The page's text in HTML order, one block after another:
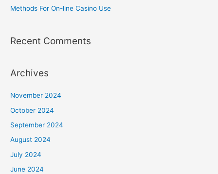
Methods For On-line Casino Use
Recent Comments
Archives
November 2024
October 2024
September 2024
August 2024
July 2024
June 2024